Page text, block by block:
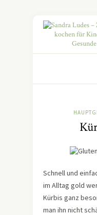
Schnell und
im Alltag gold
Kürbis ganz
man ihn nicht